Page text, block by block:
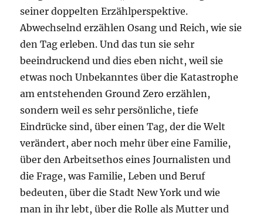
seiner doppelten Erzählperspektive.
Abwechselnd erzählen Osang und Reich, wie sie
den Tag erleben. Und das tun sie sehr
beeindruckend und dies eben nicht, weil sie
etwas noch Unbekanntes über die Katastrophe
am entstehenden Ground Zero erzählen,
sondern weil es sehr persönliche, tiefe
Eindrücke sind, über einen Tag, der die Welt
verändert, aber noch mehr über eine Familie,
über den Arbeitsethos eines Journalisten und
die Frage, was Familie, Leben und Beruf
bedeuten, über die Stadt New York und wie
man in ihr lebt, über die Rolle als Mutter und